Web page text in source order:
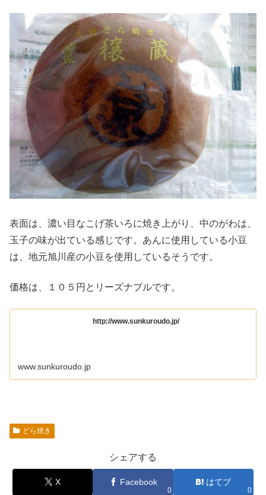
表面は、濃い目なこげ茶いろに焼き上がり、中のがわは、
玉子の味が出ている感じです。あんに使用している小豆
は、地元旭川産の小豆を使用しているそうです。
価格は、１０５円とリーズナブルです。
http://www.sunkuroudo.jp/
www.sunkuroudo.jp
どら焼き
シェアする
X Facebook
0
はてブ
0